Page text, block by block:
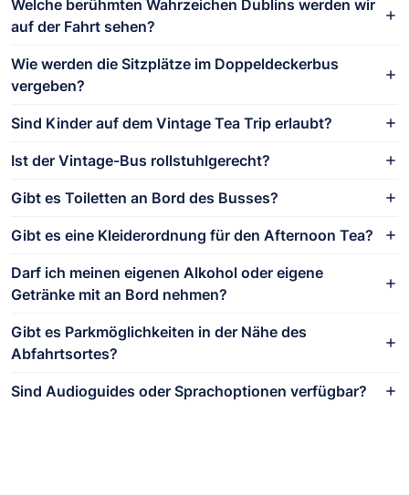
Welche berühmten Wahrzeichen Dublins werden wir
auf der Fahrt sehen?
Wie werden die Sitzplätze im Doppeldeckerbus
vergeben?
Sind Kinder auf dem Vintage Tea Trip erlaubt?
Ist der Vintage-Bus rollstuhlgerecht?
Gibt es Toiletten an Bord des Busses?
Gibt es eine Kleiderordnung für den Afternoon Tea?
Darf ich meinen eigenen Alkohol oder eigene
Getränke mit an Bord nehmen?
Gibt es Parkmöglichkeiten in der Nähe des
Abfahrtsortes?
Sind Audioguides oder Sprachoptionen verfügbar?